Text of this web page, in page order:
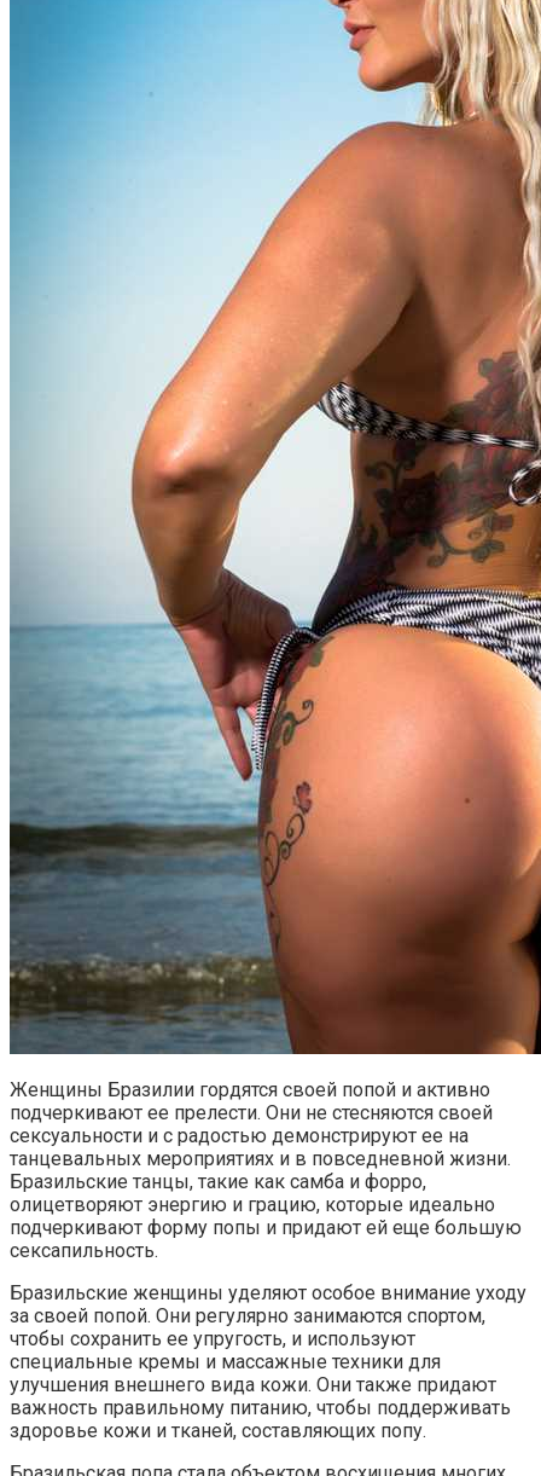
Женщины Бразилии гордятся своей попой и активно
подчеркивают ее прелести. Они не стесняются своей
сексуальности и с радостью демонстрируют ее на
танцевальных мероприятиях и в повседневной жизни.
Бразильские танцы, такие как самба и форро,
олицетворяют энергию и грацию, которые идеально
подчеркивают форму попы и придают ей еще большую
сексапильность.
Бразильские женщины уделяют особое внимание уходу
за своей попой. Они регулярно занимаются спортом,
чтобы сохранить ее упругость, и используют
специальные кремы и массажные техники для
улучшения внешнего вида кожи. Они также придают
важность правильному питанию, чтобы поддерживать
здоровье кожи и тканей, составляющих попу.